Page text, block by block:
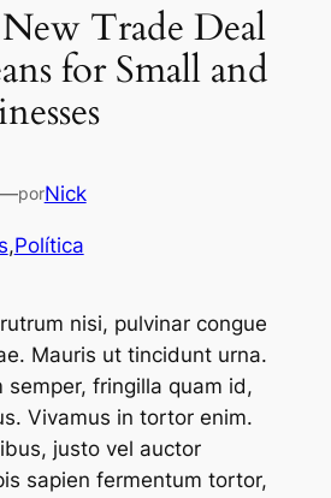
Trade Deal
for Small and
porNick
,Política
nisi, pulvinar congue
Mauris ut tincidunt urna.
semper, fringilla quam id,
Vivamus in tortor enim.
justo vel auctor
sapien fermentum tortor,